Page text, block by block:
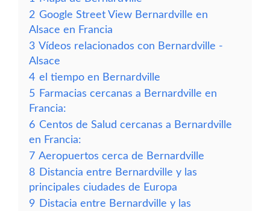
2 Google Street View Bernardville en
Alsace en Francia
3 Vídeos relacionados con Bernardville -
Alsace
4 el tiempo en Bernardville
5 Farmacias cercanas a Bernardville en
Francia:
6 Centos de Salud cercanas a Bernardville
en Francia:
7 Aeropuertos cerca de Bernardville
8 Distancia entre Bernardville y las
principales ciudades de Europa
9 Distacia entre Bernardville y las